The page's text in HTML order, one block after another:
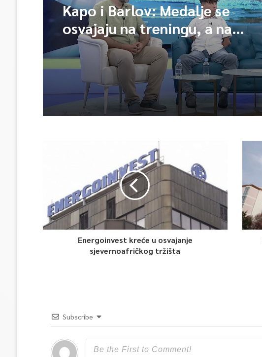
Kapo i Barlov: Medalje se
osvajaju na treningu, a na
takmičenje odeš samo da ih
pokupiš
Energoinvest kreće u osvajanje
sjevernoafričkog tržišta
Subscribe